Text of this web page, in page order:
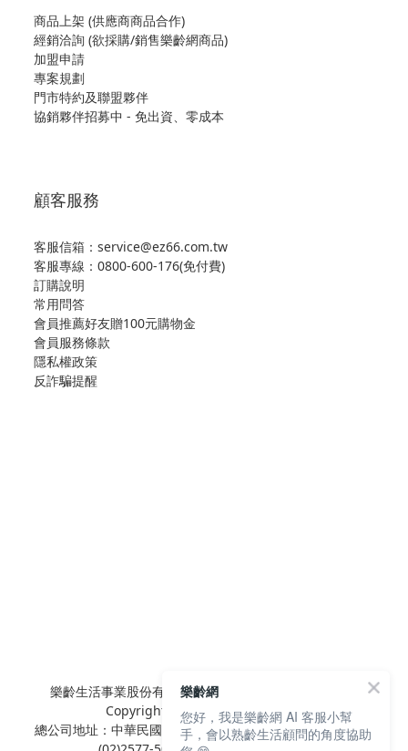
商品上架 (供應商商品合作)
經銷洽詢 (欲採購/銷售樂齡網商品)
加盟申請
專案規劃
門市特約及聯盟夥伴
協銷夥伴招募中 - 免出資、零成本
顧客服務
客服信箱：service@ez66.com.tw
客服專線： 0800-600-176(免付費)
訂購說明
常用問答
會員推薦好友贈100元購物金
會員服務條款
隱私權政策
反詐騙提醒
樂齡生活事業股份有限公司 L'elan Enterprise CO.,Ltd.
Copyright© All Rights Reserved.
總公司地址：中華民國台北市內湖區陽光街381號3樓 電話：
樂齡網
您好，我是樂齡網 AI 客服小幫
手，會以熟齡生活顧問的角度協助